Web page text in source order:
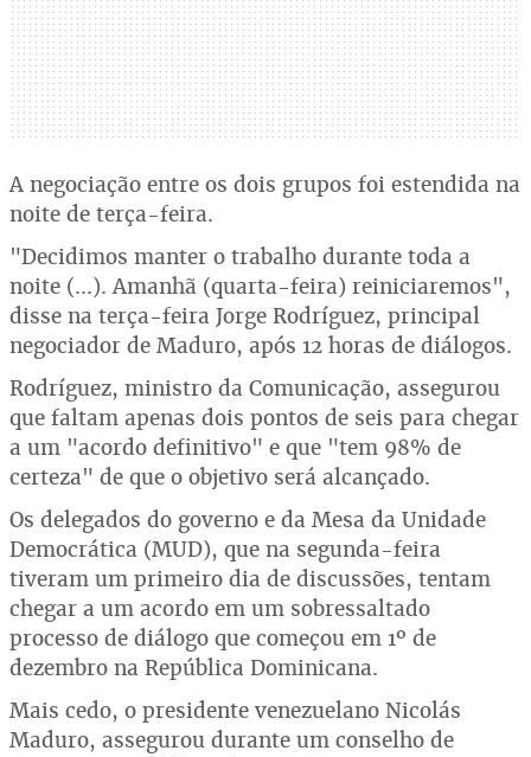
A negociação entre os dois grupos foi estendida na
noite de terça-feira.
"Decidimos manter o trabalho durante toda a
noite (...). Amanhã (quarta-feira) reiniciaremos",
disse na terça-feira Jorge Rodríguez, principal
negociador de Maduro, após 12 horas de diálogos.
Rodríguez, ministro da Comunicação, assegurou
que faltam apenas dois pontos de seis para chegar
a um "acordo definitivo" e que "tem 98% de
certeza" de que o objetivo será alcançado.
Os delegados do governo e da Mesa da Unidade
Democrática (MUD), que na segunda-feira
tiveram um primeiro dia de discussões, tentam
chegar a um acordo em um sobressaltado
processo de diálogo que começou em 1º de
dezembro na República Dominicana.
Mais cedo, o presidente venezuelano Nicolás
Maduro, assegurou durante um conselho de